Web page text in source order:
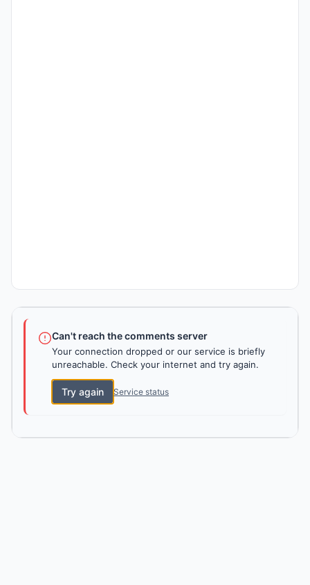
Can't reach the comments server
Your connection dropped or our service is briefly
unreachable. Check your internet and try again.
Try again Service status